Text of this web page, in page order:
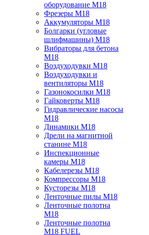
оборудование M18
Фрезеры M18
Аккумуляторы M18
Болгарки (угловые
шлифмашины) M18
Вибраторы для бетона
M18
Воздуходувки M18
Воздуходувки и
вентиляторы M18
Газонокосилки M18
Гайковерты M18
Гидравлические насосы
M18
Динамики M18
Дрели на магнитной
станине M18
Инспекционные
камеры M18
Кабелерезы M18
Компрессоры M18
Кусторезы M18
Ленточные пилы M18
Ленточные полотна
M18
Ленточные полотна
M18 FUEL